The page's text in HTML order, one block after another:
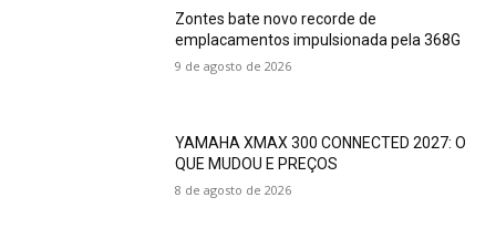
Zontes bate novo recorde de
emplacamentos impulsionada pela 368G
9 de agosto de 2026
YAMAHA XMAX 300 CONNECTED 2027: O
QUE MUDOU E PREÇOS
8 de agosto de 2026